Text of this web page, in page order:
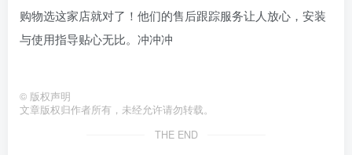
购物选这家店就对了！他们的售后跟踪服务让人放心，安装
与使用指导贴心无比。冲冲冲
© 版权声明
文章版权归作者所有，未经允许请勿转载。
THE END